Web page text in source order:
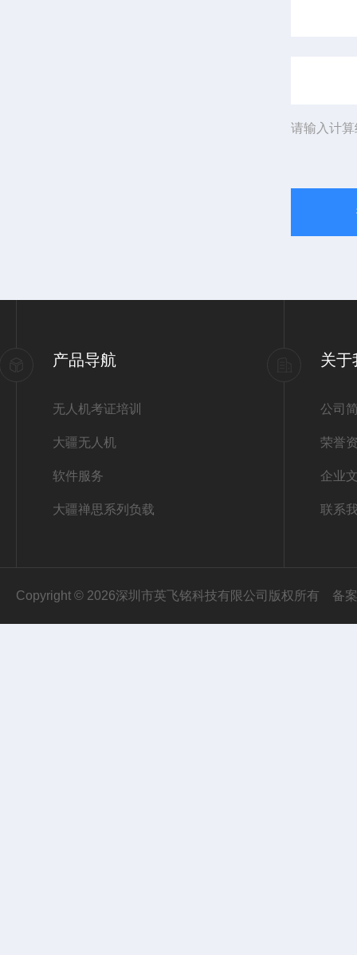
请输入计
产品导航
无人机考证培训
大疆无人机
软件服务
大疆禅思系列负载
关于
公司
荣誉
企业
联系
Copyright © 2026深圳市英飞铭科技有限公司版权所有 备